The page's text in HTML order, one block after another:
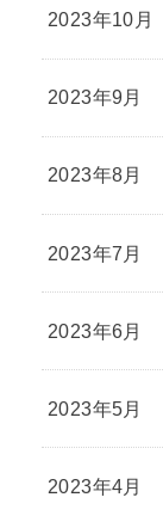
2023年10月
2023年9月
2023年8月
2023年7月
2023年6月
2023年5月
2023年4月